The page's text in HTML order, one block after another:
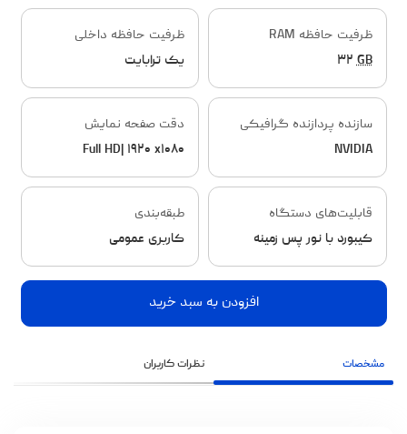
ظرفیت حافظه RAM
۳۲GB
ظرفیت حافظه داخلی
یک ترابایت
سازنده پردازنده گرافیکی
NVIDIA
دقت صفحه نمایش
Full HD| ۱۹۲۰ x۱۰۸۰
قابلیت‌های دستگاه
کیبورد با نور پس زمینه
طبقه‌بندی
کاربری عمومی
افزودن به سبد خرید
مشخصات نظرات کاربران